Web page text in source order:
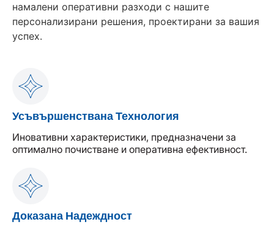
намалени оперативни разходи с нашите
персонализирани решения, проектирани за вашия
успех.
Усъвършенствана Технология
Иновативни характеристики, предназначени за
оптимално почистване и оперативна ефективност.
Доказана Надеждност